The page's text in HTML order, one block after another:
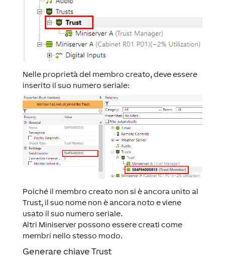
Nelle proprietà del membro creato, deve essere
inserito il suo numero seriale:
Poiché il membro creato non si è ancora unito al
Trust, il suo nome non è ancora noto e viene
usato il suo numero seriale.
Altri Miniserver possono essere creati come
membri nello stesso modo.
Generare chiave Trust